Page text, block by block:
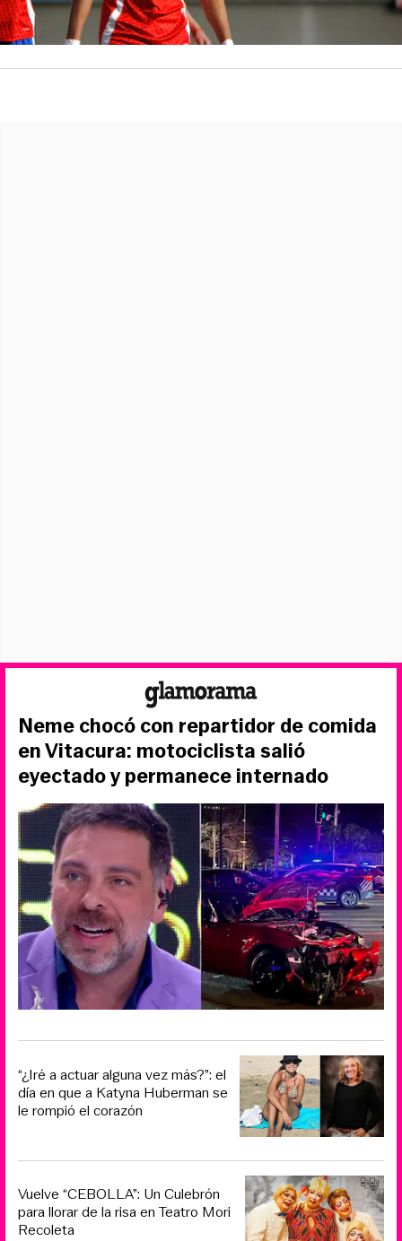
Neme chocó con repartidor de comida
en Vitacura: motociclista salió
eyectado y permanece internado
“¿Iré a actuar alguna vez más?”: el
día en que a Katyna Huberman se
le rompió el corazón
Vuelve “CEBOLLA”: Un Culebrón
para llorar de la risa en Teatro Mori
Recoleta